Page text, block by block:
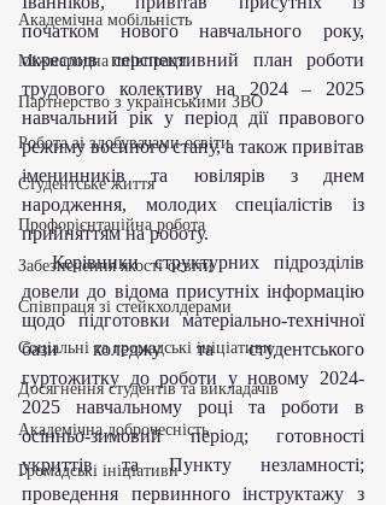
Академічна мобільність
Міжнародна співпраця
Партнерство з українськими ЗВО
Робота зі здобувачами освіти
Студентське життя
Профорієнтаційна робота
Забезпечення якості освіти
Співпраця зі стейкхолдерами
Соціальні та громадські ініціативи
Досягнення студентів та викладачів
Академічна доброчесність
Громадські ініціативи
початком нового навчального року,
окреслив перспективний план роботи
трудового колективу на 2024 – 2025
навчальний рік у період дії правового
режиму воєнного стану, а також привітав
іменинників та ювілярів з днем
народження, молодих спеціалістів із
прийняттям на роботу.
  Керівники структурних підрозділів
довели до відома присутніх інформацію
щодо підготовки матеріально-технічної
бази коледжу та студентського
гуртожитку до роботи у новому 2024-
2025 навчальному році та роботи в
осінньо-зимовий період; готовності
укриттів та Пункту незламності;
проведення первинного інструктажу з